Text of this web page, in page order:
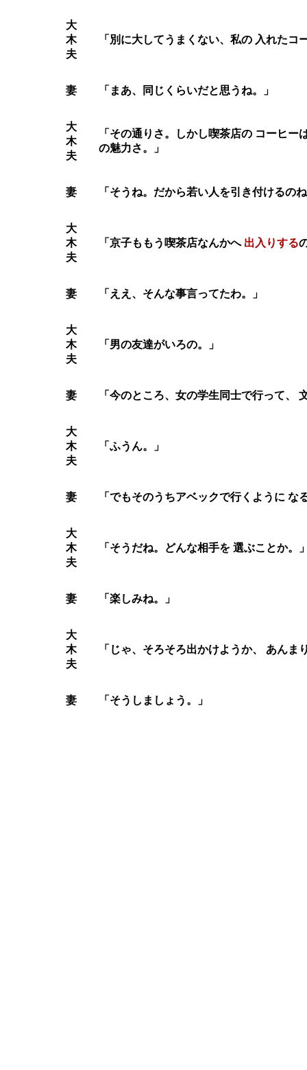
大
木
夫
「別に大してうまくない、私の 入れた
妻 「まあ、同じくらいだと思うね。」
大
木
夫
「その通りさ。しかし喫茶店の コーヒ
の魅力さ。」
妻 「そうね。だから若い人を引き付けるの
大
木
夫
「京子ももう喫茶店なんかへ 出入りする
妻 「ええ、そんな事言ってたわ。」
大
木
夫
「男の友達がいろの。」
妻 「今のところ、女の学生同士で行って、
大
木
夫
「ふうん。」
妻 「でもそのうちアベックで行くように な
大
木
夫
「そうだね。どんな相手を 選ぶことか。
妻 「楽しみね。」
大
木
夫
「じゃ、そろそろ出かけようか、 あん
妻 「そうしましょう。」